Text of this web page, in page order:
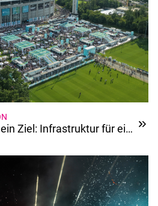
Ziel: Infrastruktur für ein